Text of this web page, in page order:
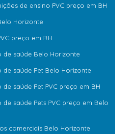
de ensino PVC preço em BH
Horizonte
preço em BH
de saúde Belo Horizonte
de saúde Pet Belo Horizonte
saúde Pet PVC preço em BH
saúde Pets PVC preço em Belo
comerciais Belo Horizonte